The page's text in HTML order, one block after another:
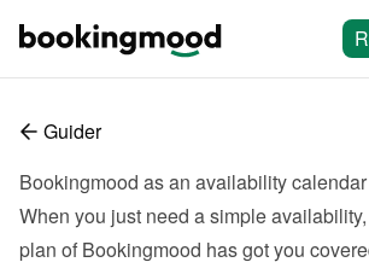
Guider
Bookingmood as an availability calendar
When you just need a simple
plan of Bookingmood has got you